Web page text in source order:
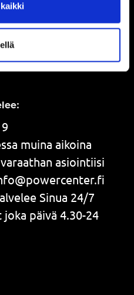
muina aikoina
asiointiisi
Sinua 24/7
päivä 4.30-24